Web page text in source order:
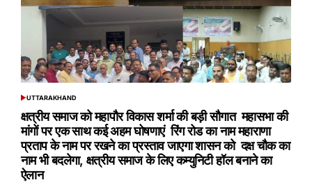
POSTED
UTTARAKHAND
क्षत्रीय समाज को महापौर विकास शर्मा की बड़ी सौगात महासभा की
मांगों पर एक साथ कई अहम घोषणाएं रिंग रोड का नाम महाराणा
प्रताप के नाम पर रखने का प्रस्ताव जाएगा शासन को दक्ष चौक का
नाम भी बदलेगा, क्षत्रीय समाज के लिए कम्युनिटी हॉल बनाने का
ऐलान